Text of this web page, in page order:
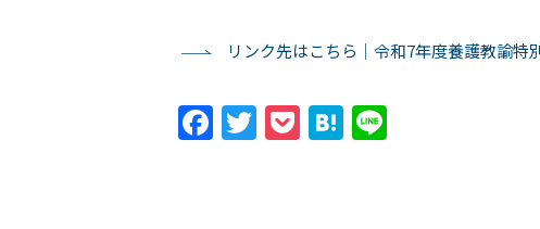
リンク先はこちら｜令和7年度養護教諭
Facebook
Twitter
PocketHatena